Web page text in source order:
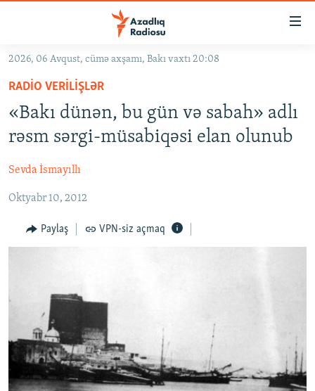
Əsas
qayıt
Əsas
qayıt
Axtarışa
GÜNDƏM
#İZAHLA
FƏRQƏ BAX
QANUNI DOĞRU
ARAŞDIRMA
FOTOQALEREYA
İNFOQRAFIKA
KARIKATURA
OXU ZALI
AZƏRBAYCAN ƏDƏBIYYATI KITABXANASI
İSLAM VƏ DEMOKRATIYA
İZ - MƏDƏNIYYƏT PROQRAMI
HAQQIMIZDA
MISSIYAMIZ
PEŞƏ ETIKASI VƏ JURNALISTIKA STANDARTLARIMIZ
MATERIALLARIMIZDAN ISTIFADƏ
BIZI IZLƏ
2026, 06 Avqust, cümə axşamı, Bakı vaxtı 20:08
RADIO VERILIŞLƏR
«Bakı dünən, bu gün və sabah» adlı
rəsm sərgi-müsabiqəsi elan olunub
Sevda İsmayıllı
Oktyabr 10, 2012
Paylaş VPN-siz açmaq